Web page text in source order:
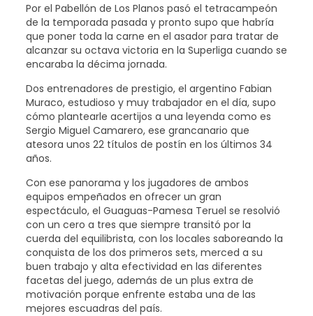
Por el Pabellón de Los Planos pasó el tetracampeón
de la temporada pasada y pronto supo que habría
que poner toda la carne en el asador para tratar de
alcanzar su octava victoria en la Superliga cuando se
encaraba la décima jornada.
Dos entrenadores de prestigio, el argentino Fabian
Muraco, estudioso y muy trabajador en el día, supo
cómo plantearle acertijos a una leyenda como es
Sergio Miguel Camarero, ese grancanario que
atesora unos 22 títulos de postín en los últimos 34
años.
Con ese panorama y los jugadores de ambos
equipos empeñados en ofrecer un gran
espectáculo, el Guaguas-Pamesa Teruel se resolvió
con un cero a tres que siempre transitó por la
cuerda del equilibrista, con los locales saboreando la
conquista de los dos primeros sets, merced a su
buen trabajo y alta efectividad en las diferentes
facetas del juego, además de un plus extra de
motivación porque enfrente estaba una de las
mejores escuadras del país.